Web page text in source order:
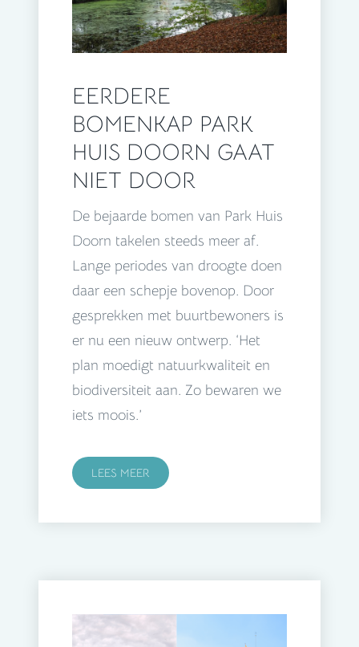
EERDERE
BOMENKAP PARK
HUIS DOORN GAAT
NIET DOOR
De bejaarde bomen van Park Huis
Doorn takelen steeds meer af.
Lange periodes van droogte doen
daar een schepje bovenop. Door
gesprekken met buurtbewoners is
er nu een nieuw ontwerp. ‘Het
plan moedigt natuurkwaliteit en
biodiversiteit aan. Zo bewaren we
iets moois.’
LEES MEER